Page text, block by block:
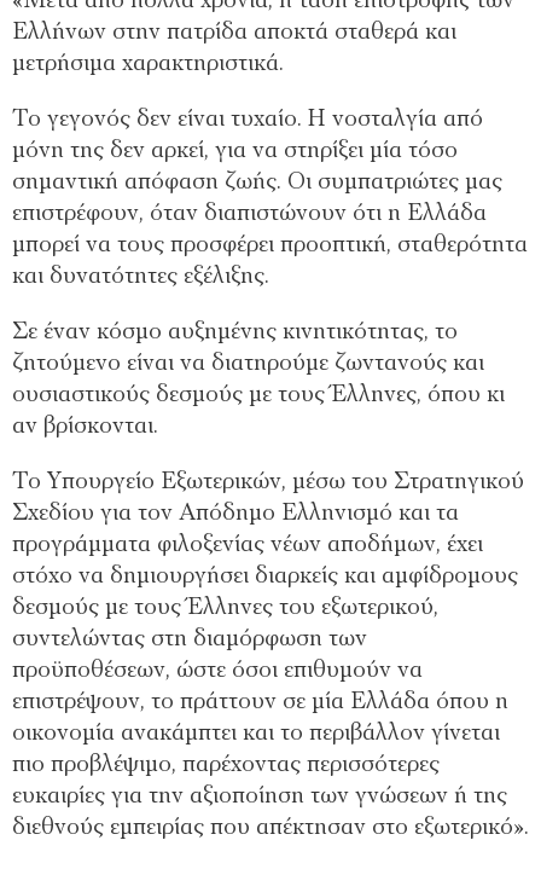
Ελλήνων στην πατρίδα αποκτά σταθερά και
μετρήσιμα χαρακτηριστικά.
Το γεγονός δεν είναι τυχαίο. Η νοσταλγία από
μόνη της δεν αρκεί, για να στηρίξει μία τόσο
σημαντική απόφαση ζωής. Οι συμπατριώτες μας
επιστρέφουν, όταν διαπιστώνουν ότι η Ελλάδα
μπορεί να τους προσφέρει προοπτική, σταθερότητα
και δυνατότητες εξέλιξης.
Σε έναν κόσμο αυξημένης κινητικότητας, το
ζητούμενο είναι να διατηρούμε ζωντανούς και
ουσιαστικούς δεσμούς με τους Έλληνες, όπου κι
αν βρίσκονται.
Το Υπουργείο Εξωτερικών, μέσω του Στρατηγικού
Σχεδίου για τον Απόδημο Ελληνισμό και τα
προγράμματα φιλοξενίας νέων αποδήμων, έχει
στόχο να δημιουργήσει διαρκείς και αμφίδρομους
δεσμούς με τους Έλληνες του εξωτερικού,
συντελώντας στη διαμόρφωση των
προϋποθέσεων, ώστε όσοι επιθυμούν να
επιστρέψουν, το πράττουν σε μία Ελλάδα όπου η
οικονομία ανακάμπτει και το περιβάλλον γίνεται
πιο προβλέψιμο, παρέχοντας περισσότερες
ευκαιρίες για την αξιοποίηση των γνώσεων ή της
διεθνούς εμπειρίας που απέκτησαν στο εξωτερικό».